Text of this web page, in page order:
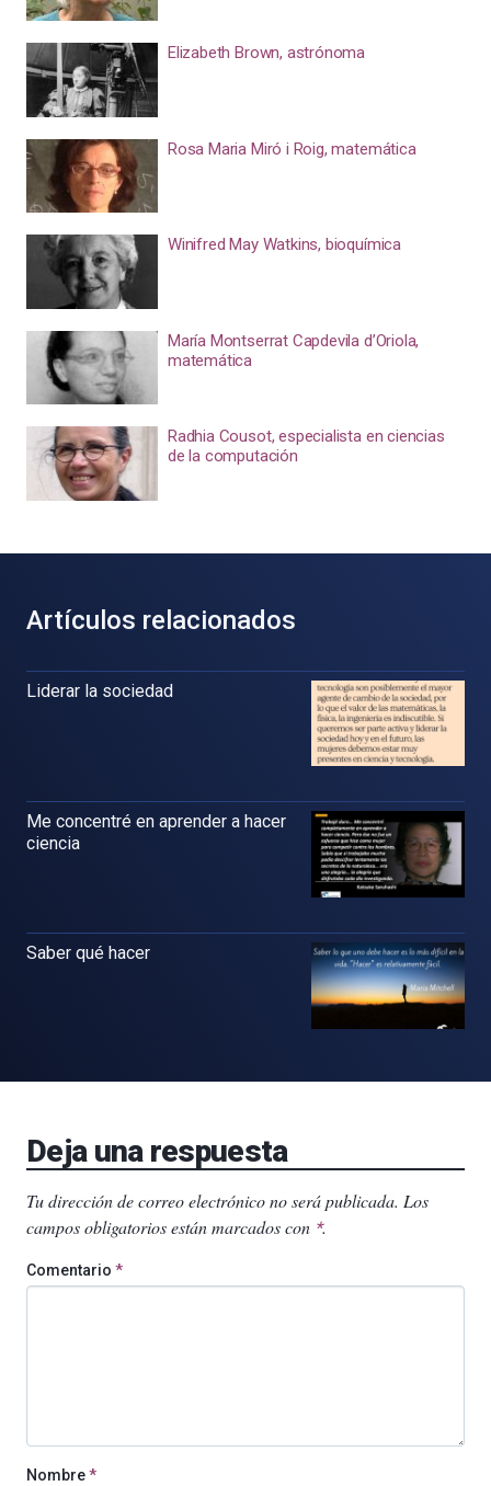
Elizabeth Brown, astrónoma
Rosa Maria Miró i Roig, matemática
Winifred May Watkins, bioquímica
María Montserrat Capdevila d’Oriola,
matemática
Radhia Cousot, especialista en ciencias
de la computación
Artículos relacionados
Liderar la sociedad
Me concentré en aprender a hacer
ciencia
Saber qué hacer
Deja una respuesta
Tu dirección de correo electrónico no será publicada. Los
campos obligatorios están marcados con *.
Comentario *
Nombre*